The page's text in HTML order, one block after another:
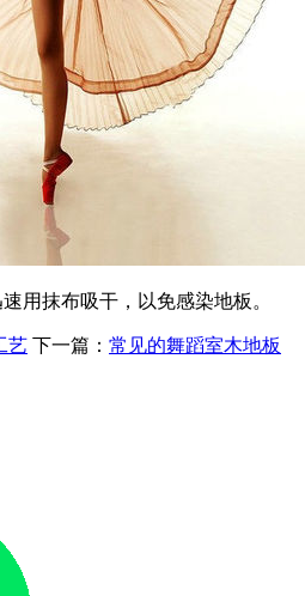
用抹布吸干，以免感染地板。
艺 下一篇： 常见的舞蹈室木地板